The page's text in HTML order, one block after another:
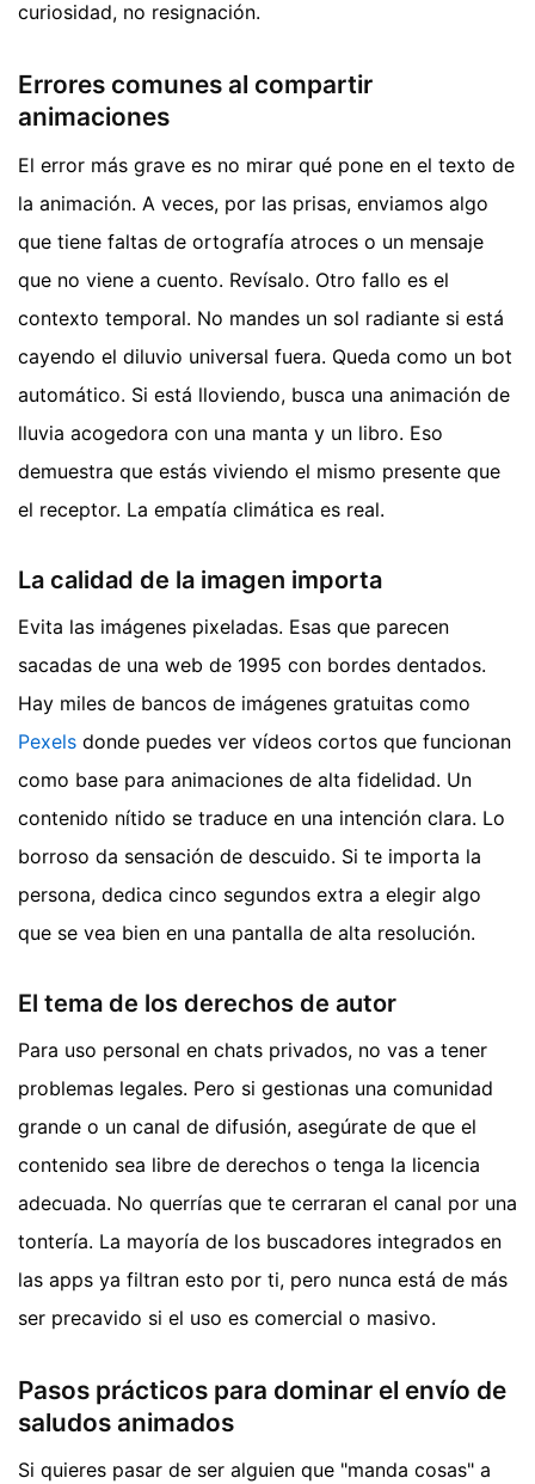
curiosidad, no resignación.
Errores comunes al compartir
animaciones
El error más grave es no mirar qué pone en el texto de
la animación. A veces, por las prisas, enviamos algo
que tiene faltas de ortografía atroces o un mensaje
que no viene a cuento. Revísalo. Otro fallo es el
contexto temporal. No mandes un sol radiante si está
cayendo el diluvio universal fuera. Queda como un bot
automático. Si está lloviendo, busca una animación de
lluvia acogedora con una manta y un libro. Eso
demuestra que estás viviendo el mismo presente que
el receptor. La empatía climática es real.
La calidad de la imagen importa
Evita las imágenes pixeladas. Esas que parecen
sacadas de una web de 1995 con bordes dentados.
Hay miles de bancos de imágenes gratuitas como
Pexels donde puedes ver vídeos cortos que funcionan
como base para animaciones de alta fidelidad. Un
contenido nítido se traduce en una intención clara. Lo
borroso da sensación de descuido. Si te importa la
persona, dedica cinco segundos extra a elegir algo
que se vea bien en una pantalla de alta resolución.
El tema de los derechos de autor
Para uso personal en chats privados, no vas a tener
problemas legales. Pero si gestionas una comunidad
grande o un canal de difusión, asegúrate de que el
contenido sea libre de derechos o tenga la licencia
adecuada. No querrías que te cerraran el canal por una
tontería. La mayoría de los buscadores integrados en
las apps ya filtran esto por ti, pero nunca está de más
ser precavido si el uso es comercial o masivo.
Pasos prácticos para dominar el envío de
saludos animados
Si quieres pasar de ser alguien que "manda cosas" a